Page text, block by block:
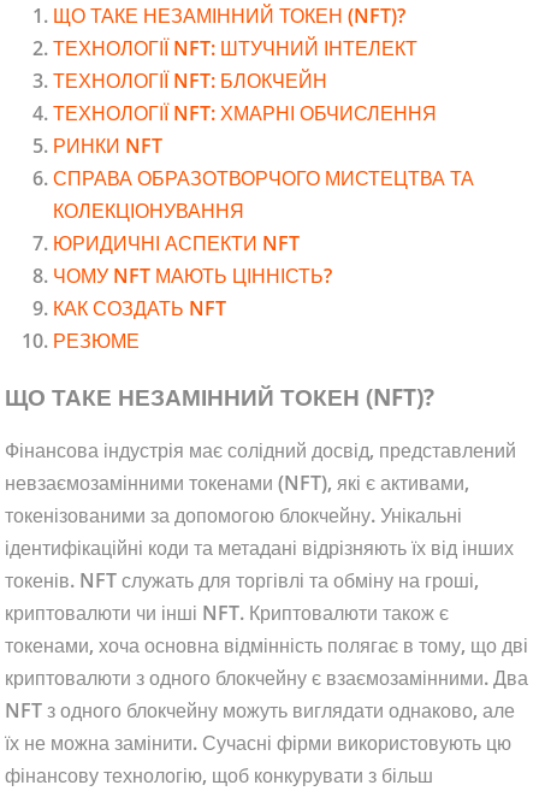
ЩО ТАКЕ НЕЗАМІННИЙ ТОКЕН (NFT)?
ТЕХНОЛОГІЇ NFT: ШТУЧНИЙ ІНТЕЛЕКТ
ТЕХНОЛОГІЇ NFT: БЛОКЧЕЙН
ТЕХНОЛОГІЇ NFT: ХМАРНІ ОБЧИСЛЕННЯ
РИНКИ NFT
СПРАВА ОБРАЗОТВОРЧОГО МИСТЕЦТВА ТА
КОЛЕКЦІОНУВАННЯ
ЮРИДИЧНІ АСПЕКТИ NFT
ЧОМУ NFT МАЮТЬ ЦІННІСТЬ?
КАК СОЗДАТЬ NFT
РЕЗЮМЕ
ЩО ТАКЕ НЕЗАМІННИЙ ТОКЕН (NFT)?
Фінансова індустрія має солідний досвід, представлений
невзаємозамінними токенами (NFT), які є активами,
токенізованими за допомогою блокчейну. Унікальні
ідентифікаційні коди та метадані відрізняють їх від інших
токенів. NFT служать для торгівлі та обміну на гроші,
криптовалюти чи інші NFT. Криптовалюти також є
токенами, хоча основна відмінність полягає в тому, що дві
криптовалюти з одного блокчейну є взаємозамінними. Два
NFT з одного блокчейну можуть виглядати однаково, але
їх не можна замінити. Сучасні фірми використовують цю
фінансову технологію, щоб конкурувати з більш